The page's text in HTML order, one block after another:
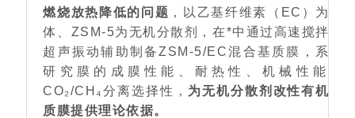
燃烧放热降低的问题 ，以乙基纤维素（EC）为基
体、ZSM-5为无机分散剂，在*中通过高速搅拌与
超声振动辅助制备ZSM-5/EC混合基质膜，系统
研究膜的成膜性能、耐热性、机械性能及
CO₂/CH₄分离选择性， 为无机分散剂改性有机基
质膜提供理论依据。